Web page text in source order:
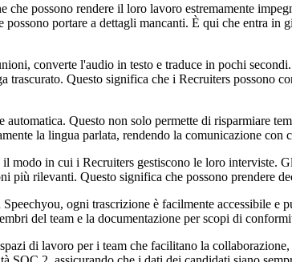
possono rendere il loro lavoro estremamente
portare a dettagli mancanti. È qui che entra
converte l'audio in testo e traduce in pochi
Questo significa che i Recruiters possono
Questo non solo permette di risparmiare
la lingua parlata, rendendo la comunicazione con
modo in cui i Recruiters gestiscono le loro
più rilevanti. Questo significa che possono prendere
ogni trascrizione è facilmente accessibile
del team e la documentazione per scopi di
di lavoro per i team che facilitano la